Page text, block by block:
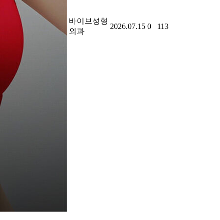
바이브성형
외과
2026.07.15 0 113